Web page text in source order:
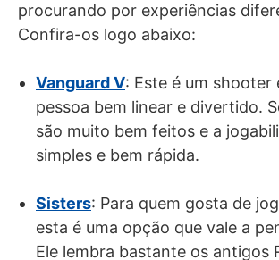
procurando por experiências
Confira-os logo abaixo:
Vanguard V: Este é um shooter
pessoa bem linear e divertido.
são muito bem feitos e a
simples e bem rápida.
Sisters: Para quem gosta de
esta é uma opção que vale a
Ele lembra bastante os antigos